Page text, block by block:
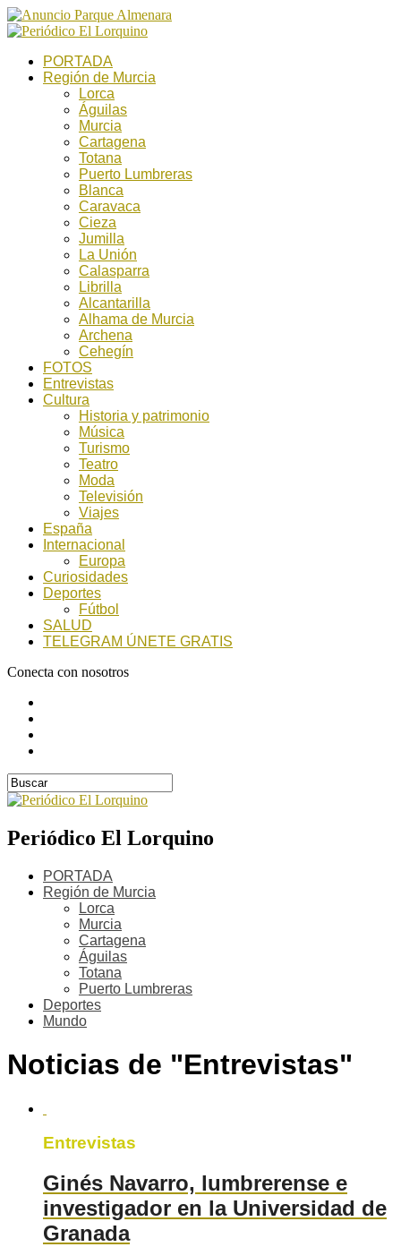
PORTADA
Región de Murcia
Lorca
Águilas
Murcia
Cartagena
Totana
Puerto Lumbreras
Blanca
Caravaca
Cieza
Jumilla
La Unión
Calasparra
Librilla
Alcantarilla
Alhama de Murcia
Archena
Cehegín
FOTOS
Entrevistas
Cultura
Historia y patrimonio
Música
Turismo
Teatro
Moda
Televisión
Viajes
España
Internacional
Europa
Curiosidades
Deportes
Fútbol
SALUD
TELEGRAM ÚNETE GRATIS
Conecta con nosotros
Periódico El Lorquino
PORTADA
Región de Murcia
Lorca
Murcia
Cartagena
Águilas
Totana
Puerto Lumbreras
Deportes
Mundo
Noticias de "Entrevistas"
Entrevistas
Ginés Navarro, lumbrerense e
investigador en la Universidad de
Granada